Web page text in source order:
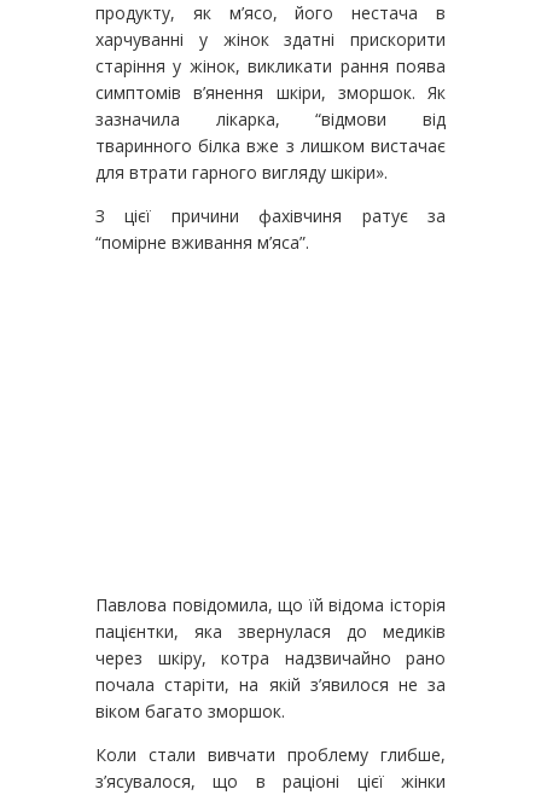
продукту, як м’ясо, його нестача в
харчуванні у жінок здатні прискорити
старіння у жінок, викликати рання поява
симптомів в’янення шкіри, зморшок. Як
зазначила лікарка, “відмови від
тваринного білка вже з лишком вистачає
для втрати гарного вигляду шкіри».
З цієї причини фахівчиня ратує за
“помірне вживання м’яса”.
Павлова повідомила, що їй відома історія
пацієнтки, яка звернулася до медиків
через шкіру, котра надзвичайно рано
почала старіти, на якій з’явилося не за
віком багато зморшок.
Коли стали вивчати проблему глибше,
з’ясувалося, що в раціоні цієї жінки